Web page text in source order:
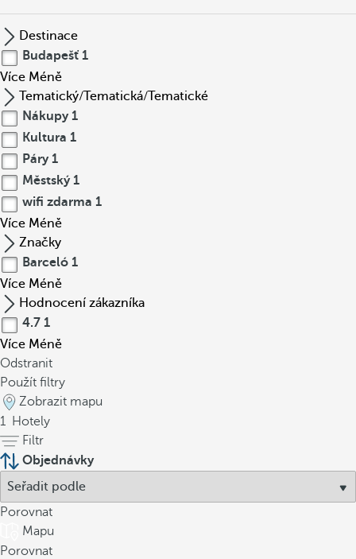
Destinace
Budapešť 1
Více Méně
Tematický/Tematická/Tematické
Nákupy 1
Kultura 1
Páry 1
Městský 1
wifi zdarma 1
Více Méně
Značky
Barceló 1
Více Méně
Hodnocení zákazníka
4.7 1
Více Méně
Odstranit
Použít filtry
Zobrazit mapu
1 Hotely
Filtr
Objednávky
Porovnat
Mapu
Porovnat